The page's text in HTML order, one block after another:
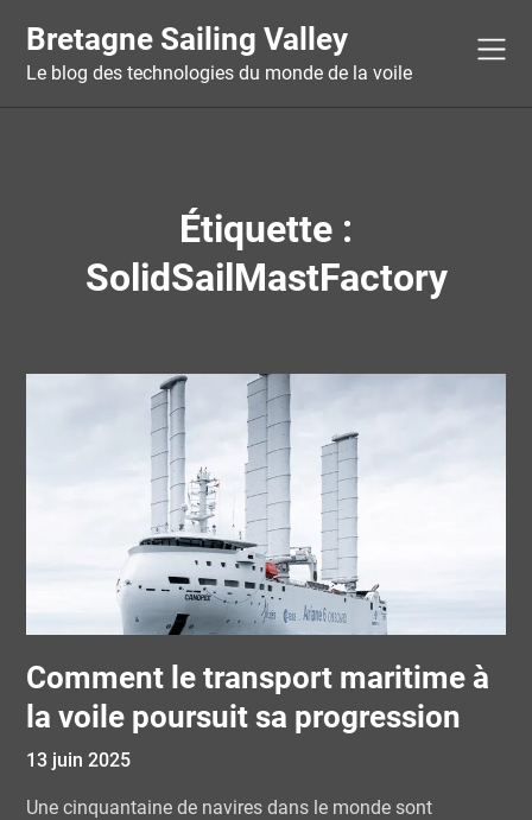
content
Bretagne Sailing Valley
Le blog des technologies du monde de la voile
Étiquette :
SolidSailMastFactory
Comment le transport maritime à
la voile poursuit sa progression
13 juin 2025
Une cinquantaine de navires dans le monde sont